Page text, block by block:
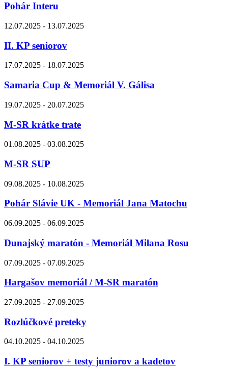
Pohár Interu
12.07.2025 - 13.07.2025
II. KP seniorov
17.07.2025 - 18.07.2025
Samaria Cup & Memoriál V. Gálisa
19.07.2025 - 20.07.2025
M-SR krátke trate
01.08.2025 - 03.08.2025
M-SR SUP
09.08.2025 - 10.08.2025
Pohár Slávie UK - Memoriál Jana Matochu
06.09.2025 - 06.09.2025
Dunajský maratón - Memoriál Milana Rosu
07.09.2025 - 07.09.2025
Hargašov memoriál / M-SR maratón
27.09.2025 - 27.09.2025
Rozlúčkové preteky
04.10.2025 - 04.10.2025
I. KP seniorov + testy juniorov a kadetov